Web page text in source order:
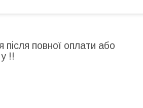
після повної оплати або
!!